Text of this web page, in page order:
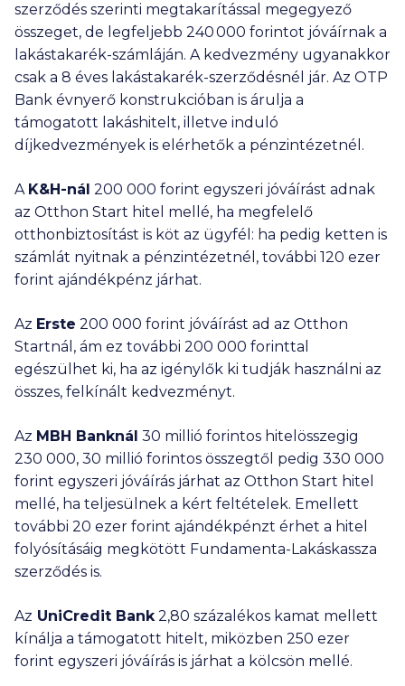
szerződés szerinti megtakarítással megegyező
összeget, de legfeljebb 240 000 forintot jóváírnak a
lakástakarék-számláján. A kedvezmény ugyanakkor
csak a 8 éves lakástakarék-szerződésnél jár. Az OTP
Bank évnyerő konstrukcióban is árulja a
támogatott lakáshitelt, illetve induló
díjkedvezmények is elérhetők a pénzintézetnél.
A K&H-nál 200 000 forint egyszeri jóváírást adnak
az Otthon Start hitel mellé, ha megfelelő
otthonbiztosítást is köt az ügyfél: ha pedig ketten is
számlát nyitnak a pénzintézetnél, további 120 ezer
forint ajándékpénz járhat.
Az Erste 200 000 forint jóváírást ad az Otthon
Startnál, ám ez további 200 000 forinttal
egészülhet ki, ha az igénylők ki tudják használni az
összes, felkínált kedvezményt.
Az MBH Banknál 30 millió forintos hitelösszegig
230 000, 30 millió forintos összegtől pedig 330 000
forint egyszeri jóváírás járhat az Otthon Start hitel
mellé, ha teljesülnek a kért feltételek. Emellett
további 20 ezer forint ajándékpénzt érhet a hitel
folyósításáig megkötött Fundamenta-Lakáskassza
szerződés is.
Az UniCredit Bank2,80 százalékos kamat mellett
kínálja a támogatott hitelt, miközben 250 ezer
forint egyszeri jóváírás is járhat a kölcsön mellé.